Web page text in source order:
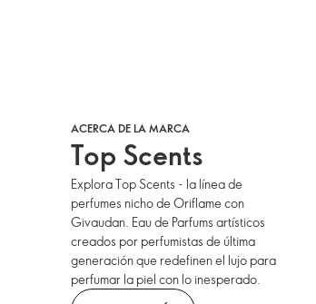
ACERCA DE LA MARCA
Top Scents
Explora Top Scents - la línea de
perfumes nicho de Oriflame con
Givaudan. Eau de Parfums artísticos
creados por perfumistas de última
generación que redefinen el lujo para
perfumar la piel con lo inesperado.